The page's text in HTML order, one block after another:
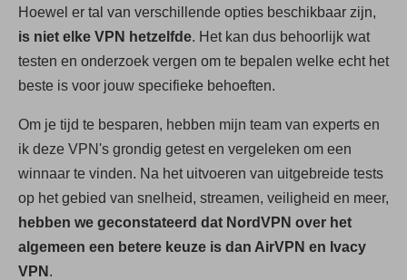
Hoewel er tal van verschillende opties beschikbaar zijn,
is niet elke VPN hetzelfde. Het kan dus behoorlijk wat
testen en onderzoek vergen om te bepalen welke echt het
beste is voor jouw specifieke behoeften.
Om je tijd te besparen, hebben mijn team van experts en
ik deze VPN's grondig getest en vergeleken om een
winnaar te vinden. Na het uitvoeren van uitgebreide tests
op het gebied van snelheid, streamen, veiligheid en meer,
hebben we geconstateerd dat NordVPN over het
algemeen een betere keuze is dan AirVPN en Ivacy
VPN .